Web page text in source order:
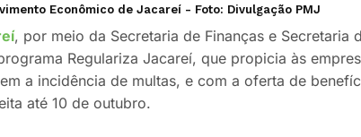
Econômico de Jacareí - Foto: Divulgação PMJ
, por meio da Secretaria de Finanças e Secretaria
Regulariza Jacareí, que propicia às
a incidência de multas, e com a oferta de
até 10 de outubro.